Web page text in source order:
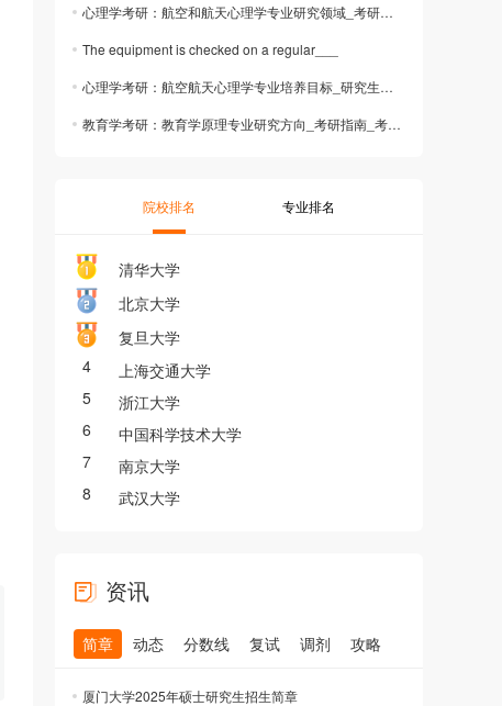
心理学考研：航空和航天心理学专业研究领域_考研成绩查询_2025考研
The equipment is checked on a regular___
心理学考研：航空航天心理学专业培养目标_研究生院网址_考研攻略
教育学考研：教育学原理专业研究方向_考研指南_考研择校择专业
院校排名 专业排名
清华大学
北京大学
复旦大学
4
上海交通大学
5
浙江大学
6
中国科学技术大学
7
南京大学
8
武汉大学
资讯
简章 动态 分数线 复试 调剂 攻略
厦门大学2025年硕士研究生招生简章